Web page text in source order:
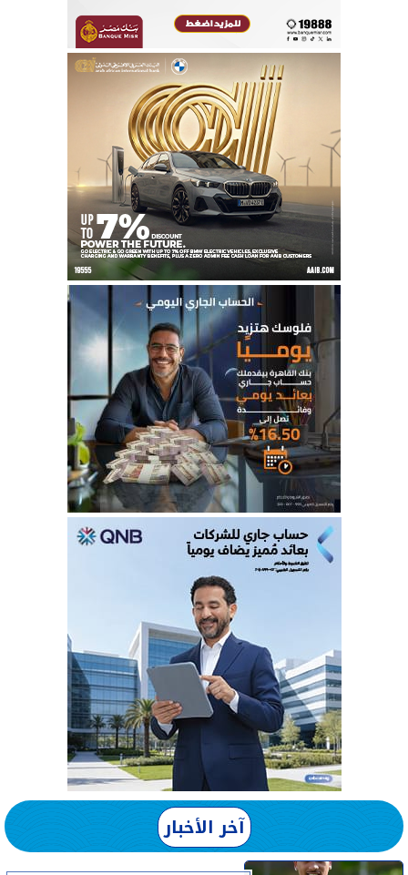
آخر الأخبار